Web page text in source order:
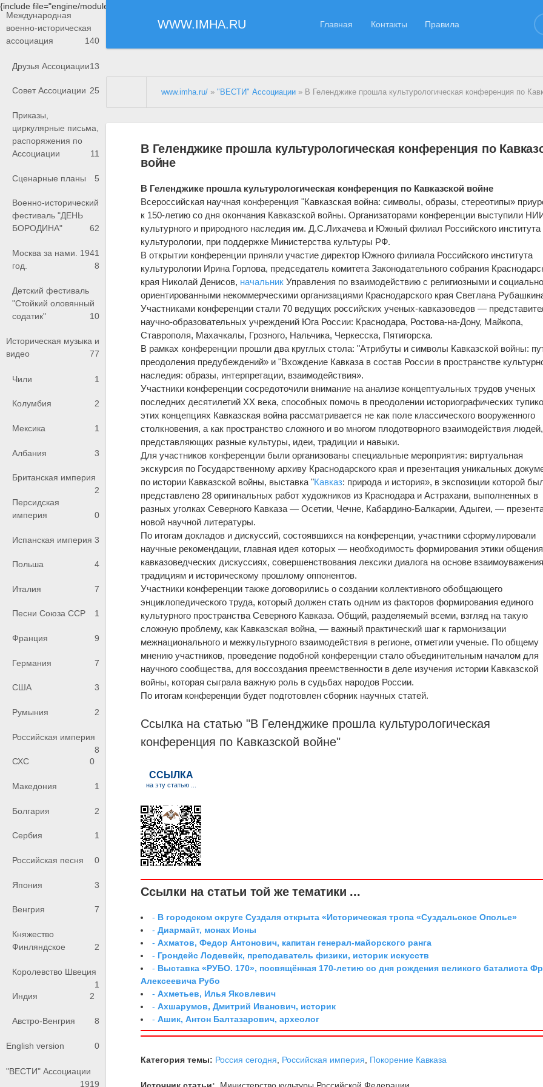
{include file="engine/modules/saperu/head.php"}
WWW.IMHA.RU Главная Контакты Правила
Международная
военно-историческая
ассоциация
140
Друзья Ассоциации13
Совет Ассоциации 25
Приказы,
циркулярные письма,
распоряжения по
Ассоциации
11
Сценарные планы 5
Военно-исторический
фестиваль "ДЕНЬ
БОРОДИНА"
62
Москва за нами. 1941
год.
8
Детский фестиваль
"Стойкий оловянный
содатик"
10
Историческая музыка и
видео
77
Чили 1
Колумбия 2
Мексика 1
Албания 3
Британская империя
2
Персидская
империя
0
Испанская империя 3
Польша 4
Италия 7
Песни Союза ССР 1
Франция 9
Германия 7
США 3
Румыния 2
Российская империя
8
СХС
0
Македония 1
Болгария 2
Сербия 1
Российская песня 0
Япония 3
Венгрия 7
Княжество
Финляндское
2
Королевство Швеция
1
Индия
2
Австро-Венгрия 8
English version 0
"ВЕСТИ" Ассоциации
1919
www.imha.ru/ »"ВЕСТИ" Ассоциации » В Геленджике прошла культурологическая конференция по
В Геленджике прошла культурологическая конференция по
войне
В Геленджике прошла культурологическая конференция по Кавказской войне
Всероссийская научная конференция "Кавказская война: символы, образы, стереотипы»
к 150-летию со дня окончания Кавказской войны. Организаторами конференции выступили
культурного и природного наследия им. Д.С.Лихачева и Южный филиал Российского института
культурологии, при поддержке Министерства культуры РФ.
В открытии конференции приняли участие директор Южного филиала Российского института
культурологии Ирина Горлова, председатель комитета Законодательного собрания
края Николай Денисов, начальник Управления по взаимодействию с религиозными и
ориентированными некоммерческими организациями Краснодарского края Светлана
Участниками конференции стали 70 ведущих российских ученых-кавказоведов —
научно-образовательных учреждений Юга России: Краснодара, Ростова-на-Дону, Майкопа,
Ставрополя, Махачкалы, Грозного, Нальчика, Черкесска, Пятигорска.
В рамках конференции прошли два круглых стола: "Атрибуты и символы Кавказской войны:
преодоления предубеждений» и "Вхождение Кавказа в состав России в пространстве
наследия: образы, интерпретации, взаимодействия».
Участники конференции сосредоточили внимание на анализе концептуальных трудов ученых
последних десятилетий ХХ века, способных помочь в преодолении историографических
этих концепциях Кавказская война рассматривается не как поле классического вооруженного
столкновения, а как пространство сложного и во многом плодотворного взаимодействия людей,
представляющих разные культуры, идеи, традиции и навыки.
Для участников конференции были организованы специальные мероприятия: виртуальная
экскурсия по Государственному архиву Краснодарского края и презентация уникальных
по истории Кавказской войны, выставка "Кавказ: природа и история», в экспозиции которой
представлено 28 оригинальных работ художников из Краснодара и Астрахани, выполненных в
разных уголках Северного Кавказа — Осетии, Чечне, Кабардино-Балкарии, Адыгеи, —
новой научной литературы.
По итогам докладов и дискуссий, состоявшихся на конференции, участники сформулировали
научные рекомендации, главная идея которых — необходимость формирования этики
кавказоведческих дискуссиях, совершенствования лексики диалога на основе
традициям и историческому прошлому оппонентов.
Участники конференции также договорились о создании коллективного обобщающего
энциклопедического труда, который должен стать одним из факторов формирования единого
культурного пространства Северного Кавказа. Общий, разделяемый всеми, взгляд на такую
сложную проблему, как Кавказская война, — важный практический шаг к гармонизации
межнационального и межкультурного взаимодействия в регионе, отметили ученые. По общему
мнению участников, проведение подобной конференции стало объединительным началом для
научного сообщества, для воссоздания преемственности в деле изучения истории Кавказской
войны, которая сыграла важную роль в судьбах народов России.
По итогам конференции будет подготовлен сборник научных статей.
Ссылка на статью "В Геленджике прошла культурологическая
конференция по Кавказской войне"
Ссылки на статьи той же тематики ...
- В городском округе Суздаля открыта «Историческая тропа «Суздальское Ополье»
-Диармайт, монах Ионы
-Ахматов, Федор Антонович, капитан генерал-майорского ранга
- Грондейс Лодевейк, преподаватель физики, историк искусств
- Выставка «РУБО. 170», посвящённая 170-летию со дня рождения великого баталиста
Алексеевича Рубо
-Ахметьев, Илья Яковлевич
-Ахшарумов, Дмитрий Иванович, историк
-Ашик, Антон Балтазарович, археолог
Категория темы: Россия сегодня Российская империя Покорение Кавказа
Источник статьи: Министерство культуры Российской Федерации